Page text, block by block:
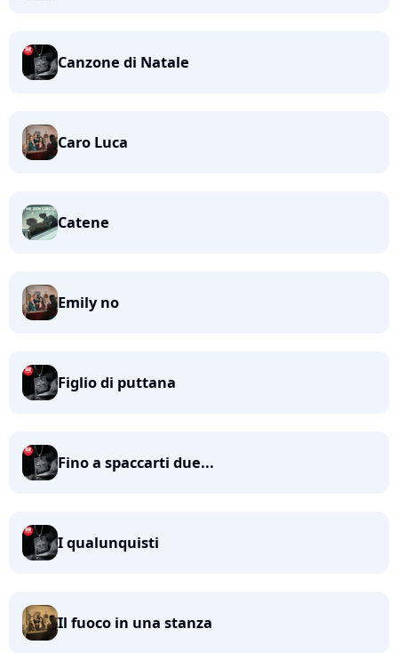
Canzone di Natale
Caro Luca
Catene
Emily no
Figlio di puttana
Fino a spaccarti due...
I qualunquisti
Il fuoco in una stanza